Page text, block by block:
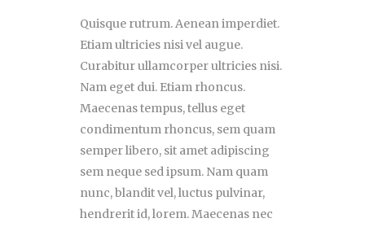
Quisque rutrum. Aenean imperdiet.
Etiam ultricies nisi vel augue.
Curabitur ullamcorper ultricies nisi.
Nam eget dui. Etiam rhoncus.
Maecenas tempus, tellus eget
condimentum rhoncus, sem quam
semper libero, sit amet adipiscing
sem neque sed ipsum. Nam quam
nunc, blandit vel, luctus pulvinar,
hendrerit id, lorem. Maecenas nec